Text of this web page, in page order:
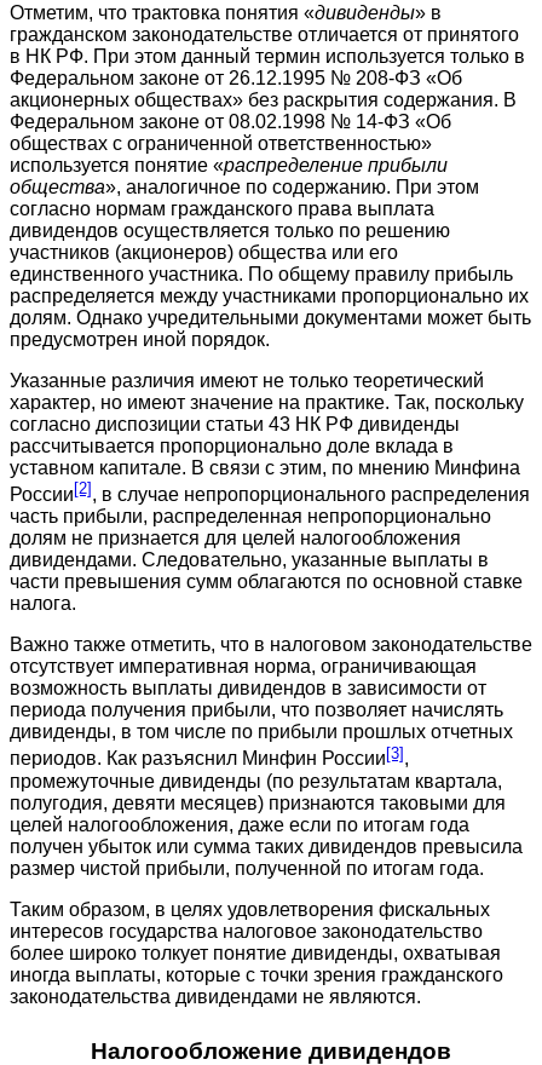
Отметим, что трактовка понятия «дивиденды» в
гражданском законодательстве отличается от принятого
в НК РФ. При этом данный термин используется только в
Федеральном законе от 26.12.1995 № 208-ФЗ «Об
акционерных обществах» без раскрытия содержания. В
Федеральном законе от 08.02.1998 № 14-ФЗ «Об
обществах с ограниченной ответственностью»
используется понятие «распределение прибыли
общества», аналогичное по содержанию. При этом
согласно нормам гражданского права выплата
дивидендов осуществляется только по решению
участников (акционеров) общества или его
единственного участника. По общему правилу прибыль
распределяется между участниками пропорционально их
долям. Однако учредительными документами может быть
предусмотрен иной порядок.
Указанные различия имеют не только теоретический
характер, но имеют значение на практике. Так, поскольку
согласно диспозиции статьи 43 НК РФ дивиденды
рассчитывается пропорционально доле вклада в
уставном капитале. В связи с этим, по мнению Минфина
России [2] , в случае непропорционального распределения
часть прибыли, распределенная непропорционально
долям не признается для целей налогообложения
дивидендами. Следовательно, указанные выплаты в
части превышения сумм облагаются по основной ставке
налога.
Важно также отметить, что в налоговом законодательстве
отсутствует императивная норма, ограничивающая
возможность выплаты дивидендов в зависимости от
периода получения прибыли, что позволяет начислять
дивиденды, в том числе по прибыли прошлых отчетных
периодов. Как разъяснил Минфин России[3],
промежуточные дивиденды (по результатам квартала,
полугодия, девяти месяцев) признаются таковыми для
целей налогообложения, даже если по итогам года
получен убыток или сумма таких дивидендов превысила
размер чистой прибыли, полученной по итогам года.
Таким образом, в целях удовлетворения фискальных
интересов государства налоговое законодательство
более широко толкует понятие дивиденды, охватывая
иногда выплаты, которые с точки зрения гражданского
законодательства дивидендами не являются.
Налогообложение дивидендов